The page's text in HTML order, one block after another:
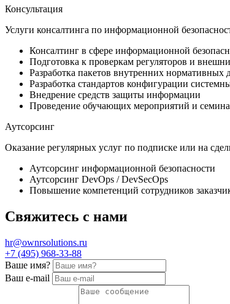
Консультация
Услуги консалтинга по информационной
Консалтинг в сфере информационной
Подготовка к проверкам регуляторов и
Разработка пакетов внутренних
Разработка стандартов конфигурации
Внедрение средств защиты информации
Проведение обучающих мероприятий и
Аутсорсинг
Оказание регулярных услуг по подписке или на
Аутсорсинг информационной безопасности
Аутсорсинг DevOps / DevSecOps
Повышение компетенций сотрудников
Свяжитесь с нами
hr@ownrsolutions.ru
+7 (495) 968-33-88
Ваше имя?
Ваш e-mail